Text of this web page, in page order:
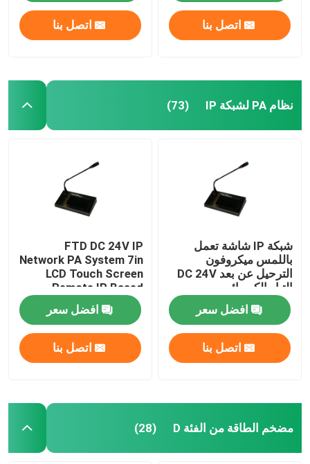
اتصل بنا اتصل بنا
نظام PA لشبكة IP (73)
شبكة IP شاشة تعمل
باللمس ميكروفون
الترحيل عن بعد DC 24V
التيار الكهربائي
افضل سعر
اتصل بنا
FTD DC 24V IP
Network PA System 7in
LCD Touch Screen
Remote IP Based
Microphone
افضل سعر
اتصل بنا
مضخم الطاقة من الفئة D (28)